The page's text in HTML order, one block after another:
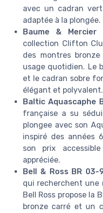
avec un cadran
adaptée à la plongée.
Baume & Mercier
collection Clifton
des montres
usage quotidien. Le
et le cadran sobre
élégant et polyvalent.
Baltic Aquascaphe
française a su
plongee avec son
inspiré des années
son prix
appréciée.
Bell & Ross BR 03-
qui recherchent une
Bell Ross propose la
bronze carré et un